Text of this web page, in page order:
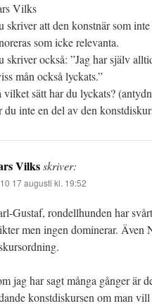
Vilks
skriver att den konstnär som
som icke relevanta.
skriver också: ”Jag har själv
mån också lyckats.”
vilket sätt har du lyckats?
du inte en del av den
Vilksskriver:
17 augusti kl. 19:52
Gustaf, rondellhunden har
men ingen dominerar. Även
jag har sagt många gånger är
konstdiskursen om man